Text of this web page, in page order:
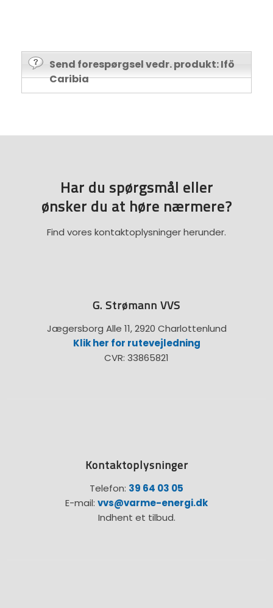
Send forespørgsel vedr. produkt: Ifö
Caribia
Har du spørgsmål eller
​ønsker du at høre nærmere?
Find vores kontaktoplysninger herunder.
G. Strømann VVS
Jægersborg Alle 11, 2920 Charlottenlund
Klik her for rutevejledning
CVR: 33865821
Kontaktoplysninger
Telefon: 39 64 03 05
E-mail: vvs@varme-energi.dk
Indhent et tilbud.